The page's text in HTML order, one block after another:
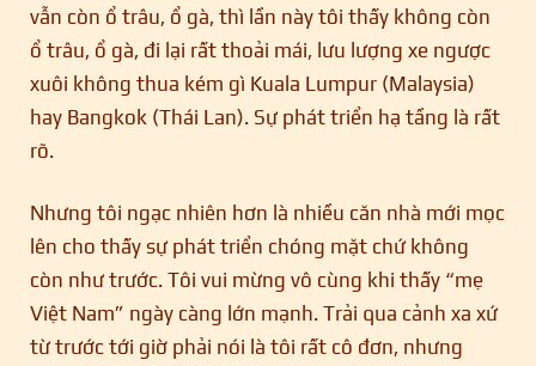
vẫn còn ổ trâu, ổ gà, thì lần này tôi thấy không còn
ổ trâu, ổ gà, đi lại rất thoải mái, lưu lượng xe ngược
xuôi không thua kém gì Kuala Lumpur (Malaysia)
hay Bangkok (Thái Lan). Sự phát triển hạ tầng là rất
rõ.
Nhưng tôi ngạc nhiên hơn là nhiều căn nhà mới mọc
lên cho thấy sự phát triển chóng mặt chứ không
còn như trước. Tôi vui mừng vô cùng khi thấy “mẹ
Việt Nam” ngày càng lớn mạnh. Trải qua cảnh xa xứ
từ trước tới giờ phải nói là tôi rất cô đơn, nhưng